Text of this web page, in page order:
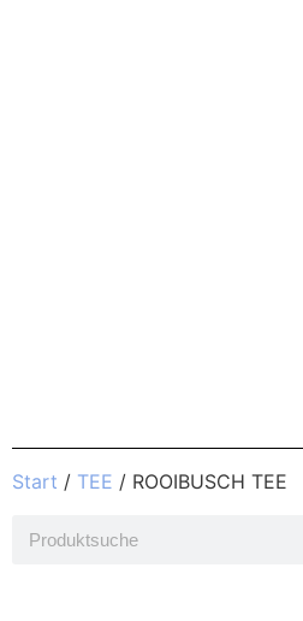
Start / TEE / ROOIBUSCH TEE